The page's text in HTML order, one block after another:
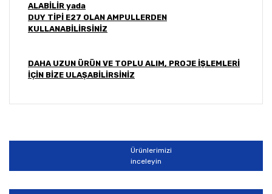
ALABİLİR yada
DUY TİPİ E27 OLAN AMPULLERDEN
KULLANABİLİRSİNİZ
DAHA UZUN ÜRÜN VE TOPLU ALIM, PROJE İŞLEMLERİ
İÇİN BİZE ULAŞABİLİRSİNİZ
Yorum Yaz
Bu ürünün fiyat bilgisi, resim, ürün açıklamalarında ve
Görüş ve önerileriniz için teşekkür ederiz.
Ürün resmi kalitesiz, bozuk veya görüntülenemiyor.
Ürün açıklamasında eksik bilgiler bulunuyor.
Ürünlerimizi
inceleyin